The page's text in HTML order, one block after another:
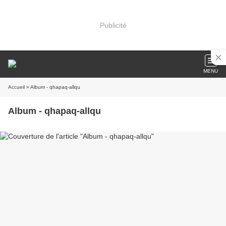
Publicité
MENU
Accueil » Album - qhapaq-allqu
Album - qhapaq-allqu